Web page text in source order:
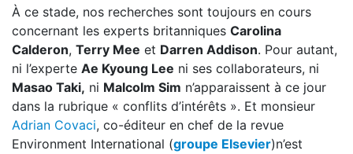
À ce stade, nos recherches sont toujours en cours
concernant les experts britanniques Carolina
Calderon, Terry Mee et Darren Addison. Pour autant,
ni l’experte Ae Kyoung Lee ni ses collaborateurs, ni
Masao Taki, ni Malcolm Sim n’apparaissent à ce jour
dans la rubrique « conflits d’intérêts ». Et monsieur
Adrian Covaci, co-éditeur en chef de la revue
Environment International (groupe Elsevier)n’est